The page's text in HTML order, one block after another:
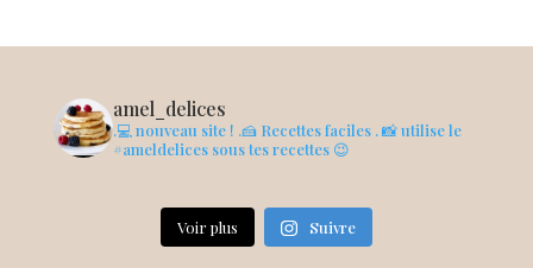
amel_delices
.💻 nouveau site ! .🍰 Recettes faciles . 📸 utilise le
#ameldelices sous tes recettes 😉
Voir plus Suivre